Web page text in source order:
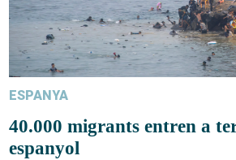
ESPANYA
40.000 migrants entren a
espanyol